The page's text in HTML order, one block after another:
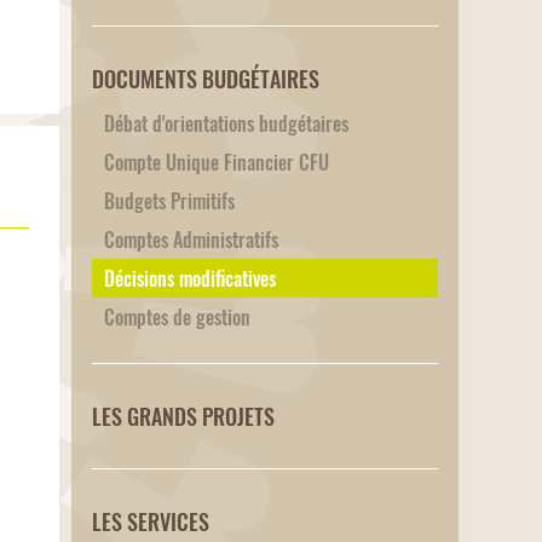
DOCUMENTS BUDGÉTAIRES
Débat d'orientations budgétaires
Compte Unique Financier CFU
Budgets Primitifs
Comptes Administratifs
Décisions modificatives
Comptes de gestion
LES GRANDS PROJETS
LES SERVICES